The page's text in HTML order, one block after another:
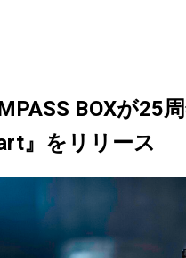
BOXが25
』をリリース